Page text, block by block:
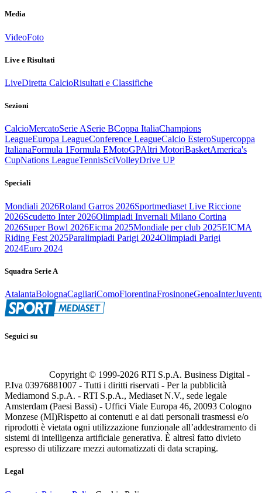
Media
VideoFoto
Live e Risultati
LiveDiretta CalcioRisultati e Classifiche
Sezioni
CalcioMercatoSerie ASerie BCoppa ItaliaChampions
LeagueEuropa LeagueConference LeagueCalcio EsteroSupercoppa
ItalianaFormula 1Formula EMotoGPAltri MotoriBasketAmerica's
CupNations LeagueTennisSciVolleyDrive UP
Speciali
Mondiali 2026Roland Garros 2026Sportmediaset Live Riccione
2026Scudetto Inter 2026Olimpiadi Invernali Milano Cortina
2026Super Bowl 2026Eicma 2025Mondiale per club 2025EICMA
Riding Fest 2025Paralimpiadi Parigi 2024Olimpiadi Parigi
2024Euro 2024
Squadra Serie A
AtalantaBolognaCagliariComoFiorentinaFrosinoneGenoaInter
Seguici su
Copyright © 1999-2026 RTI S.p.A. Business Digital -
P.Iva 03976881007 - Tutti i diritti riservati - Per la pubblicità
Mediamond S.p.A. - RTI S.p.A., Mediaset N.V., sede legale
Amsterdam (Paesi Bassi) - Uffici Viale Europa 46, 20093 Cologno
Monzese (MI)Rispetto ai contenuti e ai dati personali trasmessi e/o
riprodotti è vietata ogni utilizzazione funzionale all’addestramento di
sistemi di intelligenza artificiale generativa. È altresì fatto divieto
espresso di utilizzare mezzi automatizzati di data scraping.
Legal